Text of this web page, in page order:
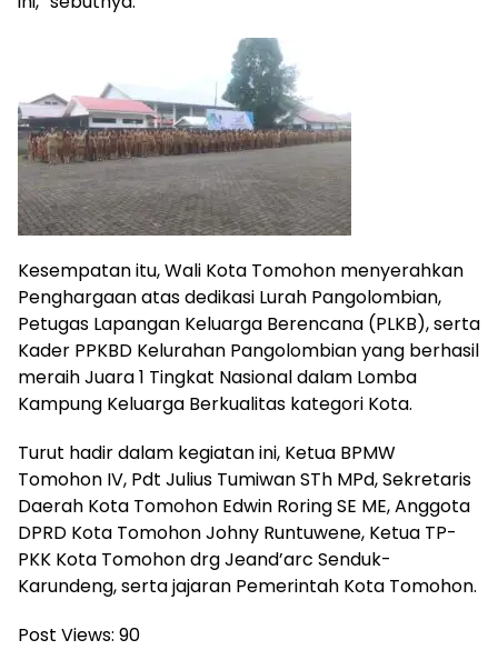
Kesempatan itu, Wali Kota Tomohon menyerahkan
Penghargaan atas dedikasi Lurah Pangolombian,
Petugas Lapangan Keluarga Berencana (PLKB), serta
Kader PPKBD Kelurahan Pangolombian yang berhasil
meraih Juara 1 Tingkat Nasional dalam Lomba
Kampung Keluarga Berkualitas kategori Kota.
Turut hadir dalam kegiatan ini, Ketua BPMW
Tomohon IV, Pdt Julius Tumiwan STh MPd, Sekretaris
Daerah Kota Tomohon Edwin Roring SE ME, Anggota
DPRD Kota Tomohon Johny Runtuwene, Ketua TP-
PKK Kota Tomohon drg Jeand’arc Senduk-
Karundeng, serta jajaran Pemerintah Kota Tomohon.
Post Views: 90